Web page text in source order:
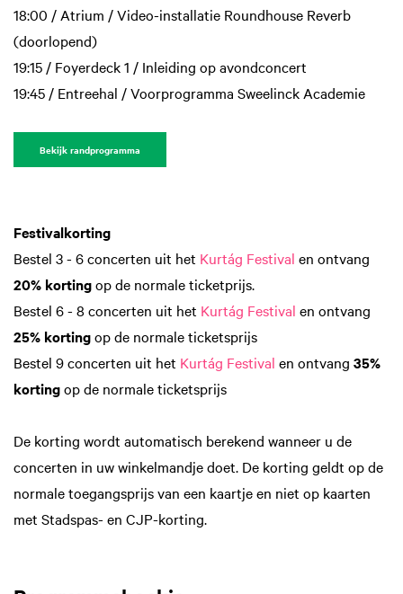
18:00 / Atrium / Video-installatie Roundhouse Reverb
(doorlopend)
19:15 / Foyerdeck 1 / Inleiding op avondconcert
19:45 / Entreehal / Voorprogramma Sweelinck Academie
Bekijk randprogramma
Festivalkorting
Bestel 3 - 6 concerten uit het Kurtág Festival en ontvang
20% kortingop de normale ticketprijs.
Bestel 6 - 8 concerten uit het Kurtág Festival en ontvang
25% kortingop de normale ticketsprijs
Bestel 9 concerten uit het Kurtág Festival en ontvang 35%
kortingop de normale ticketsprijs
De korting wordt automatisch berekend wanneer u de
concerten in uw winkelmandje doet. De korting geldt op de
normale toegangsprijs van een kaartje en niet op kaarten
met Stadspas- en CJP-korting.